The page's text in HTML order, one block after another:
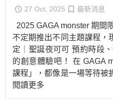
27 Oct, 2025 最新消息
2025 GAGA monster 期間
不定期推出不同主題課程，
定｜聖誕夜可可 預約時段
的創意體驗吧！ 在 GAGA
課程」，都像是一場等待被
閱讀更多